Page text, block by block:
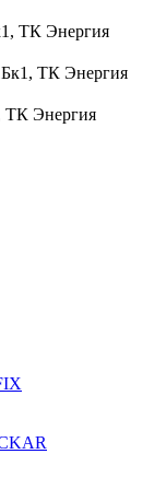
ТК Энергия
ТК Энергия
ТК Энергия